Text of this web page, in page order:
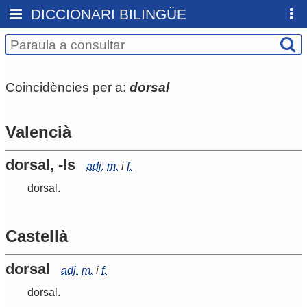
DICCIONARI BILINGÜE
Coincidències per a: dorsal
Valencià
dorsal, -ls adj. m. i f.
dorsal .
Castellà
dorsal adj. m. i f.
dorsal .